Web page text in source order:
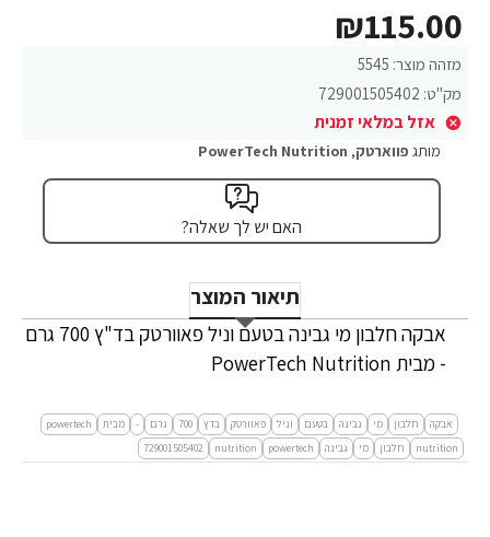
מזהה מוצר: 5545
מק"ט: 729001505402
אזל במלאי זמנית
₪115.00
מותג פווארטק,
PowerTech Nutrition
האם יש לך שאלה?
תיאור המוצר
אבקה חלבון מי גבינה בטעם וניל פאוורטק בד"ץ 700 גרם
- מבית PowerTech Nutrition
אבקה חלבון מי גבינה בטעם וניל פאוורטק בדץ 700 גרם - מבית
powertech
nutrition
חלבון מי גבינה powertech
nutrition
729001505402